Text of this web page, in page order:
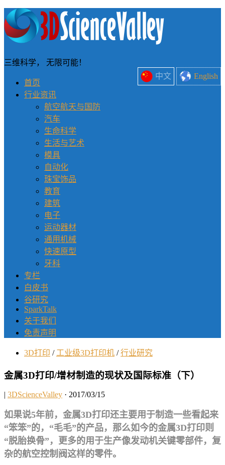
中文 English
三维科学， 无限可能！
首页
行业资讯
航空航天与国防
汽车
生命科学
生活与艺术
模具
自动化
珠宝饰品
教育
建筑
电子
运动器材
通用机械
快速原型
牙科
专栏
白皮书
谷研究
SparkTalk
关于我们
免责声明
3D打印 / 工业级3D打印机 / 行业研究
金属3D打印/增材制造的现状及国际标准（下）
| 3DScienceValley · 2017/03/15
如果说5年前，金属3D打印还主要用于制造一些看起来
“笨笨”的，“毛毛”的产品，那么如今的金属3D打印则
“脱胎换骨”，更多的用于生产像发动机关键零部件，复
杂的航空控制阀这样的零件。